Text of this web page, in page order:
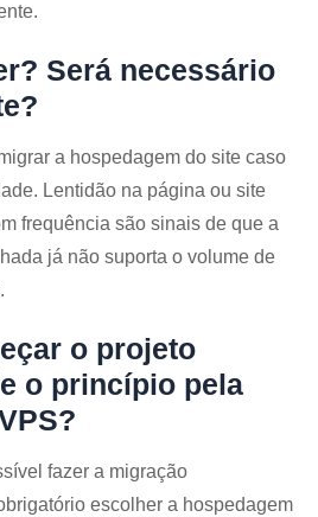
Será necessário
a hospedagem do site caso
Lentidão na página ou site
frequência são sinais de que a
já não suporta o volume de
o projeto
o princípio pela
fazer a migração
escolher a hospedagem